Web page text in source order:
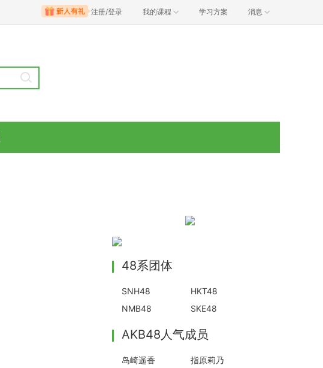
注册/登录 我的课程 学习方案 消息
48系团体
SNH48
HKT48
NMB48
SKE48
AKB48人气成员
岛崎遥香
指原莉乃